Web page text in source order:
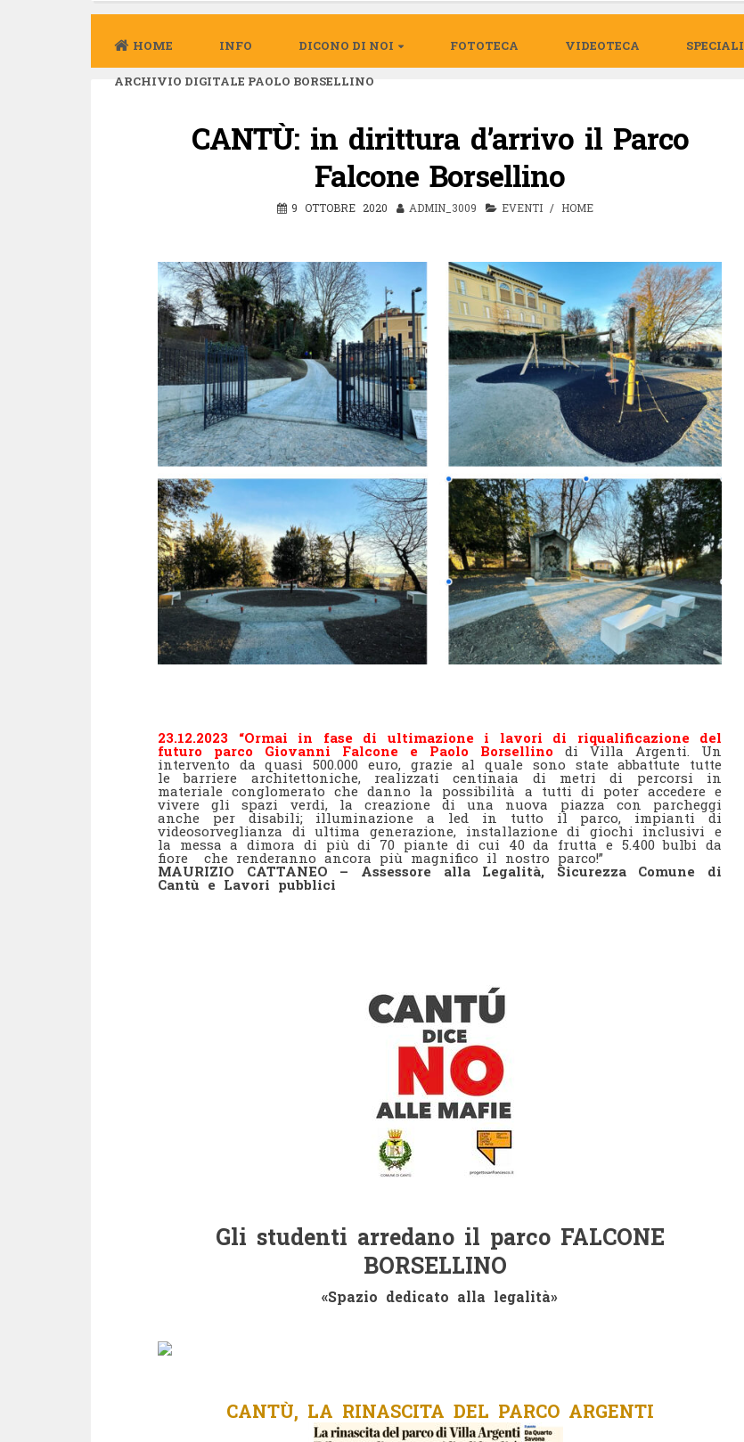
HOME INFO DICONO DI NOI FOTOTECA VIDEOTECA SPECIALI
ARCHIVIO DIGITALE PAOLO BORSELLINO
CANTÙ: in dirittura d’arrivo il Parco
Falcone Borsellino
9 OTTOBRE 2020 ADMIN_3009 EVENTI / HOME
23.12.2023 “Ormai in fase di ultimazione i lavori di riqualificazione del
futuro parco Giovanni Falcone e Paolo Borsellino di Villa Argenti. Un
intervento da quasi 500.000 euro, grazie al quale sono state abbattute tutte
le barriere architettoniche, realizzati centinaia di metri di percorsi in
materiale conglomerato che danno la possibilità a tutti di poter accedere e
vivere gli spazi verdi, la creazione di una nuova piazza con parcheggi
anche per disabili; illuminazione a led in tutto il parco, impianti di
videosorveglianza di ultima generazione, installazione di giochi inclusivi e
la messa a dimora di più di 70 piante di cui 40 da frutta e 5.400 bulbi da
fiore che renderanno ancora più magnifico il nostro parco!”
MAURIZIO CATTANEO – Assessore alla Legalità, Sicurezza Comune di
Cantù e Lavori pubblici
Gli studenti arredano il parco FALCONE
BORSELLINO
«Spazio dedicato alla legalità»
CANTÙ, LA RINASCITA DEL PARCO ARGENTI